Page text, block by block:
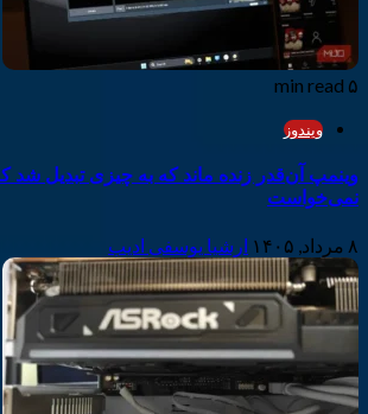
۵ min read
ویندوز
وینمپ آن‌قدر زنده ماند که به چیزی تبدیل
نمی‌خواست
۸ مرداد, ۱۴۰۵ ارشیا یوسفی ادیب